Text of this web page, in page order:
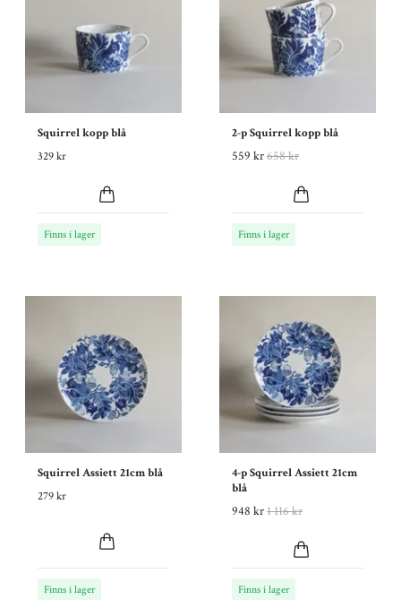
Squirrel kopp blå
329 kr
Finns i lager
2-p Squirrel kopp blå
559 kr658 kr
Finns i lager
Squirrel Assiett 21cm blå
279 kr
Finns i lager
4-p Squirrel Assiett 21cm
blå
948 kr1 116 kr
Finns i lager